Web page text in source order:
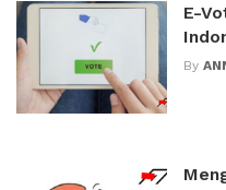
E-
By